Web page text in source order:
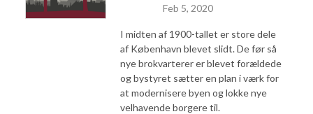
Feb 5, 2020
I midten af 1900-tallet er store dele
af København blevet slidt. De før så
nye brokvarterer er blevet forældede
og bystyret sætter en plan i værk for
at modernisere byen og lokke nye
velhavende borgere til.